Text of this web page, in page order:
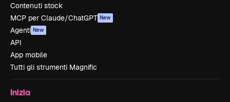
Contenuti stock
MCP per Claude/ChatGPT New
Agenti New
API
App mobile
Tutti gli strumenti Magnific
Inizia